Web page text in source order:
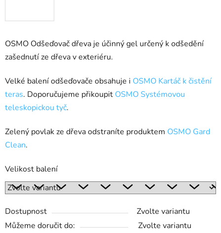
OSMO Odšeďovač dřeva je účinný gel určený k odšedění
zašednutí ze dřeva v exteriéru.
Velké balení odšeďovače obsahuje i OSMO Kartáč k čistění
teras. Doporučujeme přikoupit OSMO Systémovou
teleskopickou tyč.
Zelený povlak ze dřeva odstraníte produktem OSMO Gard
Clean.
Velikost balení
Dostupnost
Zvolte variantu
Můžeme doručit do:
Zvolte variantu